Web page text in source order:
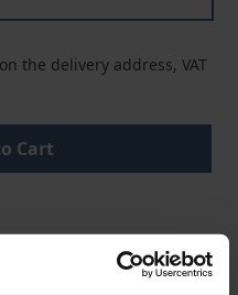
the delivery address, VAT
Cart